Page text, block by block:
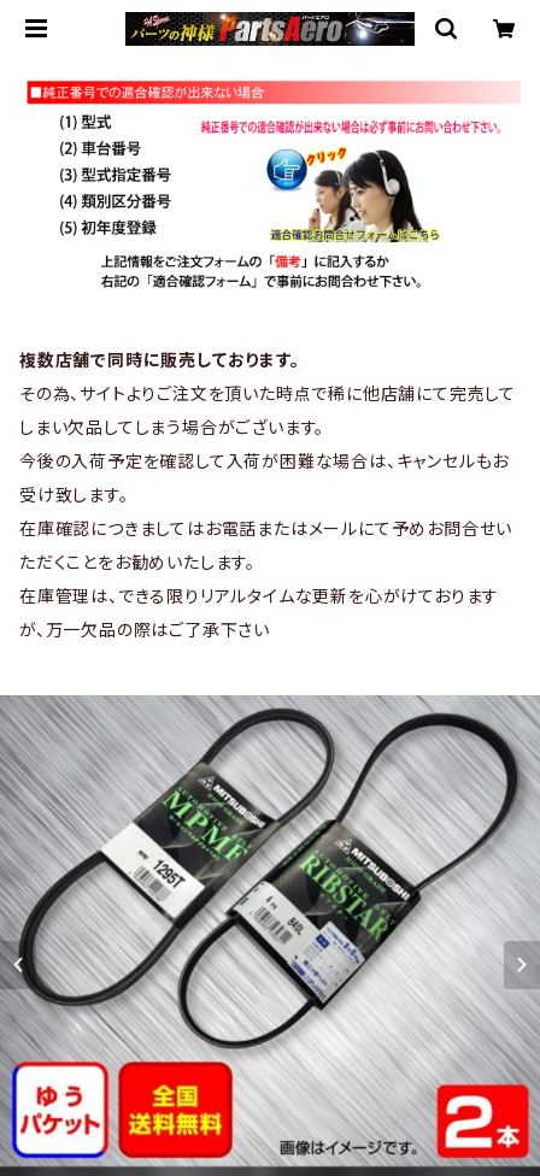
複数店舗で同時に販売しております。
その為、サイトよりご注文を頂いた時点で稀に他店舗にて完売して
しまい欠品してしまう場合がございます。
今後の入荷予定を確認して入荷が困難な場合は、キャンセルもお
受け致します。
在庫確認につきましてはお電話またはメールにて予めお問合せい
ただくことをお勧めいたします。
在庫管理は、できる限りリアルタイムな更新を心がけております
が、万一欠品の際はご了承下さい